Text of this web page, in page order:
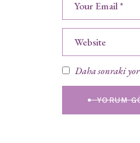
Daha sonraki
YORUM